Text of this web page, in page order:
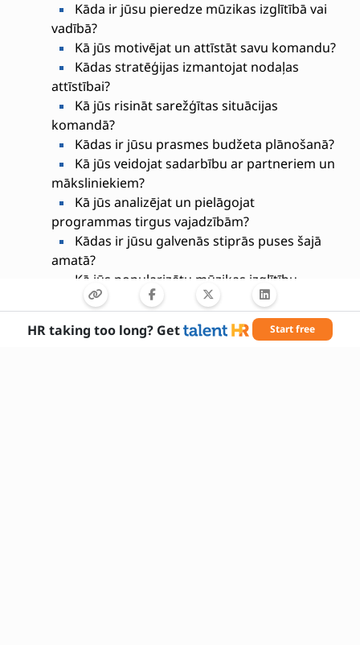
Kāda ir jūsu pieredze mūzikas izglītībā vai
vadībā?
Kā jūs motivējat un attīstāt savu komandu?
Kādas stratēģijas izmantojat nodaļas
attīstībai?
Kā jūs risināt sarežģītas situācijas
komandā?
Kādas ir jūsu prasmes budžeta plānošanā?
Kā jūs veidojat sadarbību ar partneriem un
māksliniekiem?
Kā jūs analizējat un pielāgojat
programmas tirgus vajadzībām?
Kādas ir jūsu galvenās stiprās puses šajā
amatā?
Kā jūs popularizētu mūzikas izglītību
sabiedrībā?
Kā jūs piesaistītu jaunus talantus nodaļai?
HR taking too long? Get Start free